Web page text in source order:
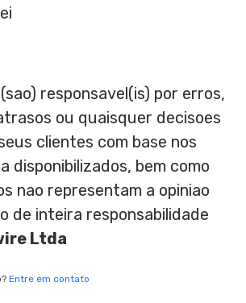
responsavel(is) por erros,
ou quaisquer decisoes
clientes com base nos
disponibilizados, bem como
nao representam a opiniao
de inteira responsabilidade
Ltda
Entre em contato